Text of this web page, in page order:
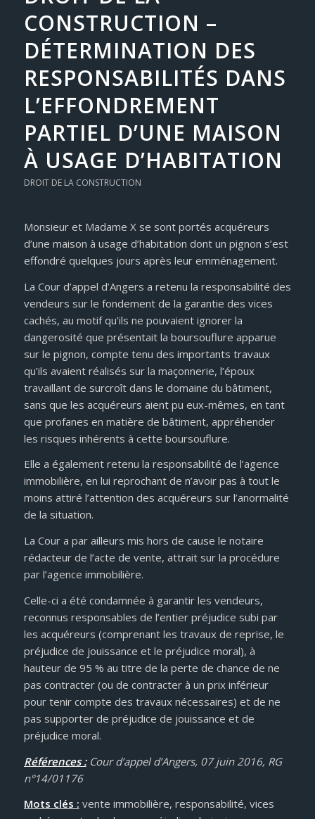
CONSTRUCTION –
DÉTERMINATION DES
RESPONSABILITÉS DANS
L’EFFONDREMENT
PARTIEL D’UNE MAISON
À USAGE D’HABITATION
DROIT DE LA CONSTRUCTION
Monsieur et Madame X se sont portés acquéreurs
d’une maison à usage d’habitation dont un pignon s’est
effondré quelques jours après leur emménagement.
La Cour d’appel d’Angers a retenu la responsabilité des
vendeurs sur le fondement de la garantie des vices
cachés, au motif qu’ils ne pouvaient ignorer la
dangerosité que présentait la boursouflure apparue
sur le pignon, compte tenu des importants travaux
qu’ils avaient réalisés sur la maçonnerie, l’époux
travaillant de surcroît dans le domaine du bâtiment,
sans que les acquéreurs aient pu eux-mêmes, en tant
que profanes en matière de bâtiment, appréhender
les risques inhérents à cette boursouflure.
Elle a également retenu la responsabilité de l’agence
immobilière, en lui reprochant de n’avoir pas à tout le
moins attiré l’attention des acquéreurs sur l’anormalité
de la situation.
La Cour a par ailleurs mis hors de cause le notaire
rédacteur de l’acte de vente, attrait sur la procédure
par l’agence immobilière.
Celle-ci a été condamnée à garantir les vendeurs,
reconnus responsables de l’entier préjudice subi par
les acquéreurs (comprenant les travaux de reprise, le
préjudice de jouissance et le préjudice moral), à
hauteur de 95 % au titre de la perte de chance de ne
pas contracter (ou de contracter à un prix inférieur
pour tenir compte des travaux nécessaires) et de ne
pas supporter de préjudice de jouissance et de
préjudice moral.
Références :Cour d’appel d’Angers, 07 juin 2016, RG
n°14/01176
Mots clés : vente immobilière, responsabilité, vices